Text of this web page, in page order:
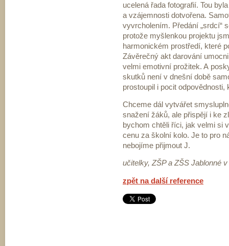
ucelená řada fotografií. Tou
a vzájemnosti dotvořena.
vyvrcholením. Předání „srdcí“
protože myšlenkou projektu
harmonickém prostředí, které
Závěrečný akt darování
velmi emotivní prožitek. A
skutků není v dnešní době
prostoupil i pocit
Chceme dál vytvářet
snažení žáků, ale přispějí i ke
bychom chtěli říci, jak velmi si
cenu za školní kolo. Je to pro
nebojíme přijmout J.
učitelky, ZŠP a ZŠS Jablonné
zpět na další reference